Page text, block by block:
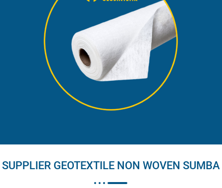
SUPPLIER GEOTEXTILE NON WOVEN SUMBA